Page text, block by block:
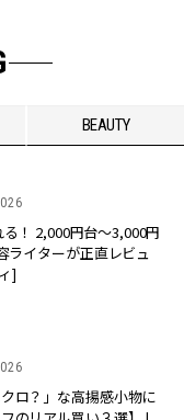
BEAUTY
る！ 2,000円台〜3,000円
ライターが正直レビュ
]
ロ？」な高揚感小物に